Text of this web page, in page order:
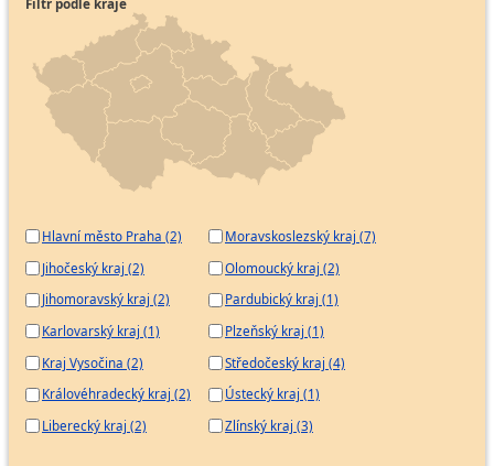
Hlavní město Praha (2)
Jihočeský kraj (2)
Jihomoravský kraj (2)
Karlovarský kraj (1)
Kraj Vysočina (2)
Královéhradecký kraj (2)
Liberecký kraj (2)
Moravskoslezský kraj (7)
Olomoucký kraj (2)
Pardubický kraj (1)
Plzeňský kraj (1)
Středočeský kraj (4)
Ústecký kraj (1)
Zlínský kraj (3)